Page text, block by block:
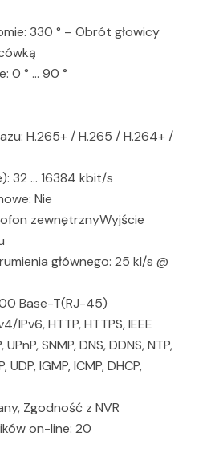
330 ° – Obrót głowicy
0 ° … 90 °
H.265+ / H.265 / H.264+ /
32 … 16384 kbit/s
Nie
zewnętrznyWyjście
głównego: 25 kl/s @
Base-T(RJ-45)
IPv6, HTTP, HTTPS, IEEE
SNMP, DNS, DDNS, NTP,
UDP, IGMP, ICMP, DHCP,
Zgodność z NVR
on-line: 20